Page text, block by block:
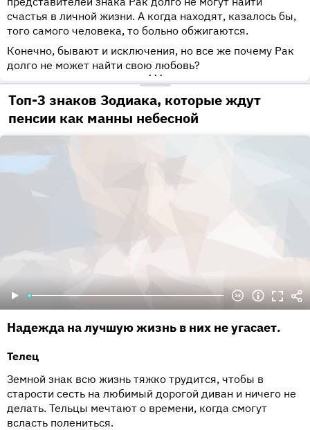
счастья в личной жизни. А когда находят, казалось бы,
того самого человека, то больно обжигаются.
Конечно, бывают и исключения, но все же почему Рак
долго не может найти свою любовь?
•••
Топ-3 знаков Зодиака, которые ждут
пенсии как манны небесной
Надежда на лучшую жизнь в них не угасает.
Телец
Земной знак всю жизнь тяжко трудится, чтобы в
старости сесть на любимый дорогой диван и ничего не
делать. Тельцы мечтают о времени, когда смогут
всласть полениться.